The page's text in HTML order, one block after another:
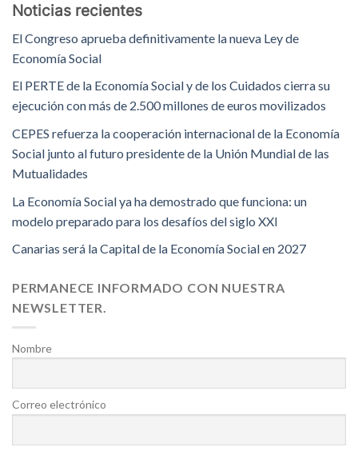
Noticias recientes
El Congreso aprueba definitivamente la nueva Ley de
Economía Social
El PERTE de la Economía Social y de los Cuidados cierra su
ejecución con más de 2.500 millones de euros movilizados
CEPES refuerza la cooperación internacional de la Economía
Social junto al futuro presidente de la Unión Mundial de las
Mutualidades
La Economía Social ya ha demostrado que funciona: un
modelo preparado para los desafíos del siglo XXI
Canarias será la Capital de la Economía Social en 2027
PERMANECE INFORMADO CON NUESTRA
NEWSLETTER.
Nombre
Correo electrónico